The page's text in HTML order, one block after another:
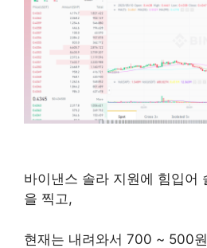
바이낸스 솔라 지원에 힘입어
을 찍고,
현재는 내려와서 700 ~ 500